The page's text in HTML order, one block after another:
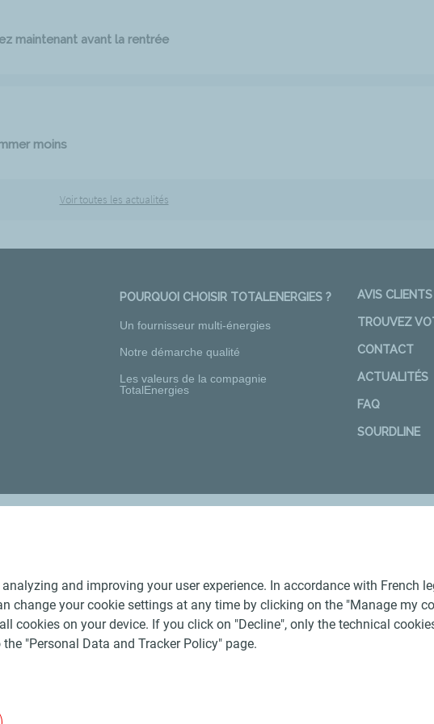
maintenant avant la rentrée
moins
Voir toutes les actualités
POURQUOI CHOISIR TOTALENERGIES ?
Un fournisseur multi-énergies
Notre démarche qualité
Les valeurs de la compagnie
TotalEnergies
AVIS CLIENTS
TROUVEZ
CONTACT
ACTUALITÉS
FAQ
SOURDLINE
Produits Pétroliers
sites de la compagnie TotalEnergies
and improving your user experience. In accordance with French
change your cookie settings at any time by clicking on the "Manage my
cookies on your device. If you click on "Decline", only the technical
"Personal Data and Tracker Policy" page.